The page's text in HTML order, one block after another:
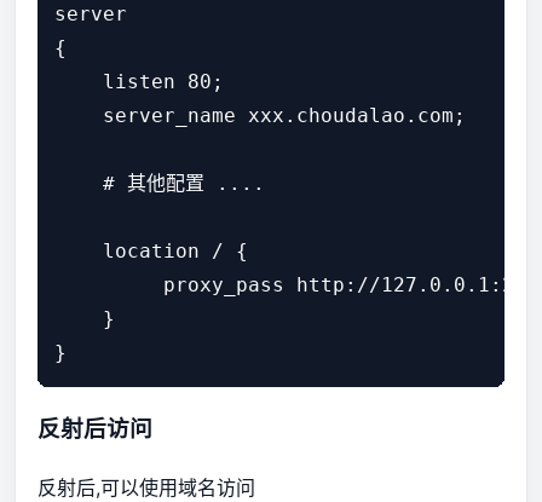
server
{
    listen 80;
    server_name xxx.choudalao.com;
    # 其他配置 ....
    location / {
proxy_pass http://
    }
反射后访问
反射后,可以使用域名访问